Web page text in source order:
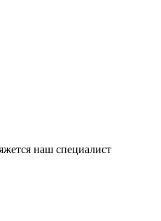
наш специалист